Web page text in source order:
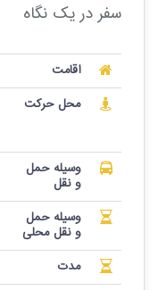
سفر در یک نگاه
اقامت
محل حرکت
وسیله حمل
و نقل
وسیله حمل
و نقل محلی
مدت